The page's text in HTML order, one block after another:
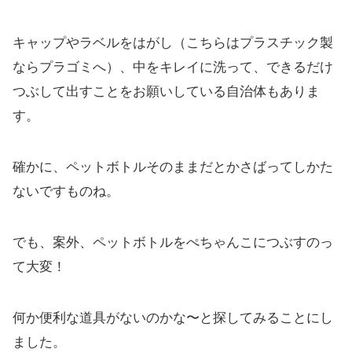
キャップやラベルをはがし（こちらはプラスチック製
ならプラゴミへ）、中をキレイに洗って、できるだけ
つぶして出すことをお願いしている自治体もありま
す。
確かに、ペットボトルそのままだとかさばってしかた
ないですものね。
でも、案外、ペットボトルをぺちゃんこにつぶすのっ
て大変！
何か便利な道具がないのかな〜と探してみることにし
ました。